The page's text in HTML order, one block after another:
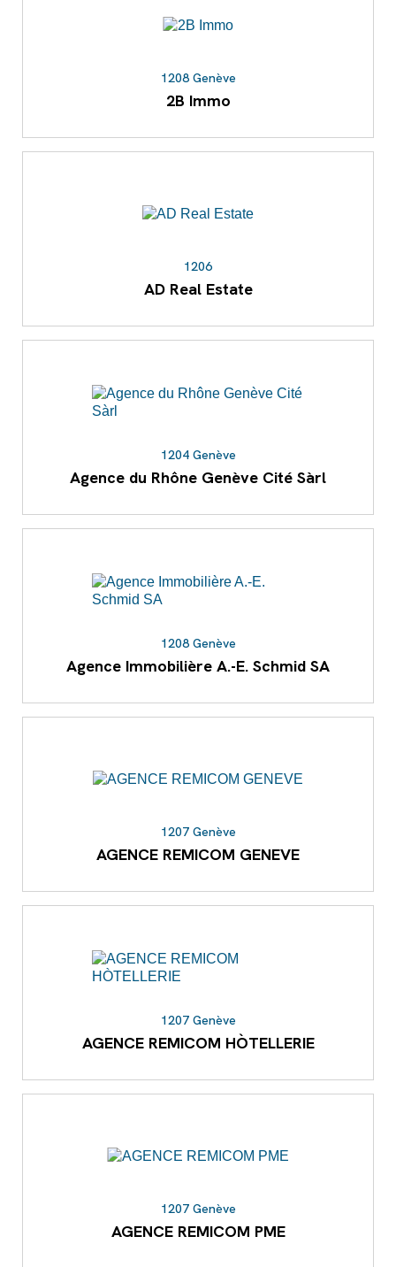
1208 Genève
2B Immo
1206
AD Real Estate
1204 Genève
Agence du Rhône Genève Cité Sàrl
1208 Genève
Agence Immobilière A.-E. Schmid SA
1207 Genève
AGENCE REMICOM GENEVE
1207 Genève
AGENCE REMICOM HÒTELLERIE
1207 Genève
AGENCE REMICOM PME